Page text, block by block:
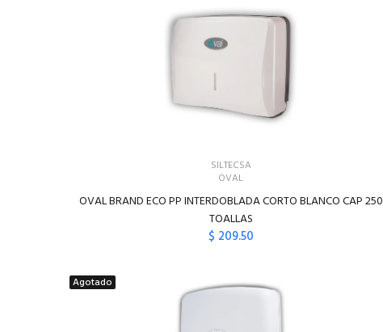
SILTECSA
OVAL
OVAL BRAND ECO PP INTERDOBLADA CORTO BLANCO CAP 250
TOALLAS
$ 209.50
Agotado